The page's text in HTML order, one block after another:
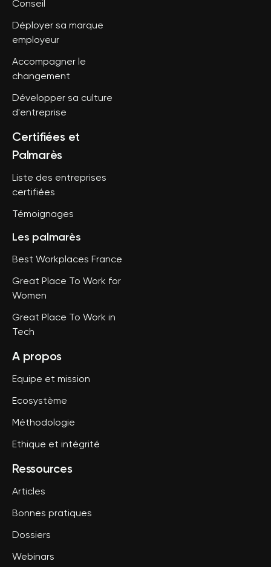
Conseil
Déployer sa marque
employeur
Accompagner le
changement
Développer sa culture
d'entreprise
Certifiées et
Palmarès
Liste des entreprises
certifiées
Témoignages
Les palmarès
Best Workplaces France
Great Place To Work for
Women
Great Place To Work in
Tech
A propos
Equipe et mission
Ecosystème
Méthodologie
Ethique et intégrité
Ressources
Articles
Bonnes pratiques
Dossiers
Webinars